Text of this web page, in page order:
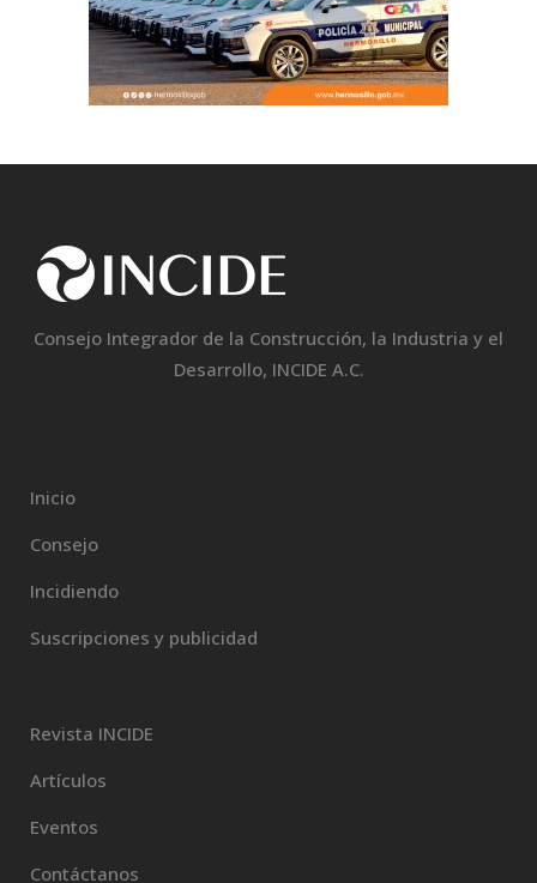
Consejo Integrador de la Construcción, la Industria y el
Desarrollo, INCIDE A.C.
Inicio
Consejo
Incidiendo
Suscripciones y publicidad
Revista INCIDE
Artículos
Eventos
Contáctanos